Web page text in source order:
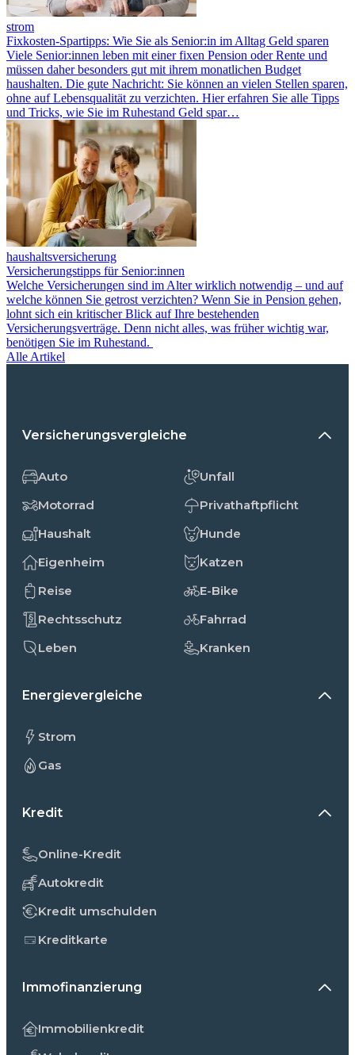
strom
Fixkosten-Spartipps: Wie Sie als Senior:in im Alltag Geld sparen
Viele Senior:innen leben mit einer fixen Pension oder Rente und
müssen daher besonders gut mit ihrem monatlichen Budget
haushalten. Die gute Nachricht: Sie können an vielen Stellen sparen,
ohne auf Lebensqualität zu verzichten. Hier erfahren Sie alle Tipps
und Tricks, wie Sie im Ruhestand Geld spar…
haushaltsversicherung
Versicherungstipps für Senior:innen
Welche Versicherungen sind im Alter wirklich notwendig – und auf
welche können Sie getrost verzichten? Wenn Sie in Pension gehen,
lohnt sich ein kritischer Blick auf Ihre bestehenden
Versicherungsverträge. Denn nicht alles, was früher wichtig war,
benötigen Sie im Ruhestand.
Alle Artikel
Versicherungsvergleiche
Auto
Motorrad
Haushalt
Eigenheim
Reise
Rechtsschutz
Leben
Unfall
Privathaftpflicht
Hunde
Katzen
E-Bike
Fahrrad
Kranken
Energievergleiche
Strom
Gas
Kredit
Online-Kredit
Autokredit
Kredit umschulden
Kreditkarte
Immofinanzierung
Immobilienkredit